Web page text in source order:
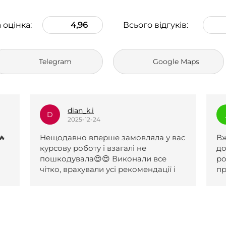
4,96 Всього відгуків:
Telegram Google Maps
_ _l.e.k.s.a.n.a_
2025-12-23
Вже два рази зверталася по вашу
допомогу, роботи чудові. Першу
роботу прийняли після одної
правки, другу з першого разу. За